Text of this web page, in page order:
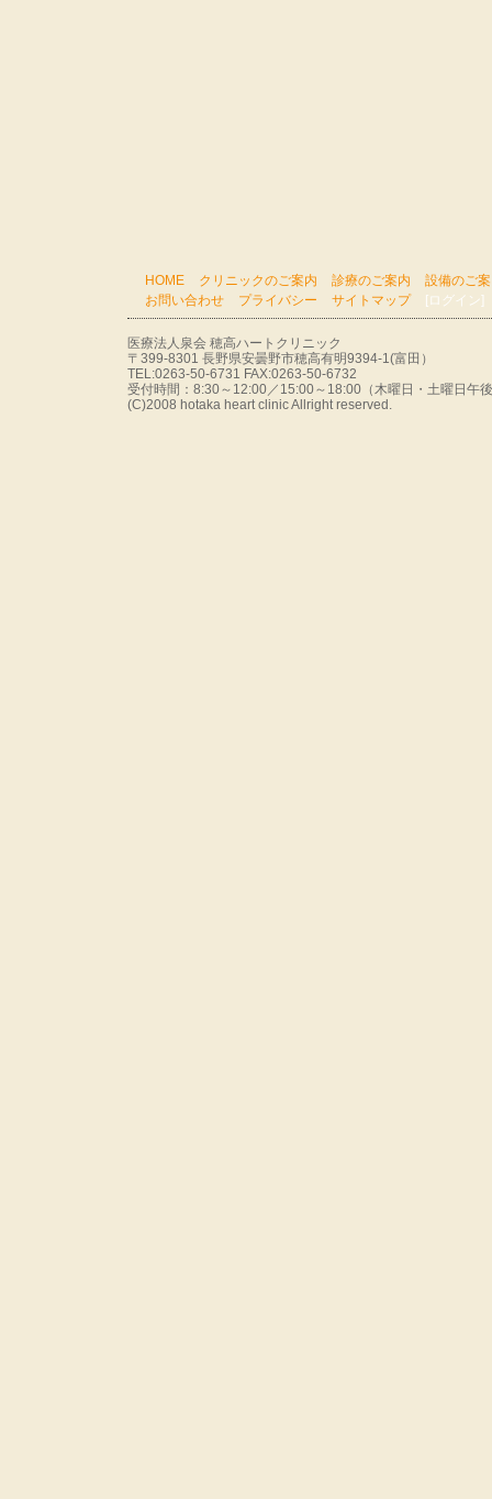
HOME クリニックのご案内 診療のご案内
設備のご
お問い合わせ
プライバシー サイトマップ [ログイン]
医療法人泉会 穂高ハートクリニック
〒399-8301 長野県安曇野市穂高有明9394-1(富田）
TEL:0263-50-6731 FAX:0263-50-6732
受付時間：8:30～12:00／15:00～18:00（木曜日・土曜日午
(C)2008 hotaka heart clinic Allright reserved.